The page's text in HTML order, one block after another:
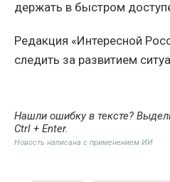
держать в быстром
Редакция «Интересной
следить за развитием
Нашли ошибку в тексте?
Ctrl + Enter.
Новость написана с применением ИИ